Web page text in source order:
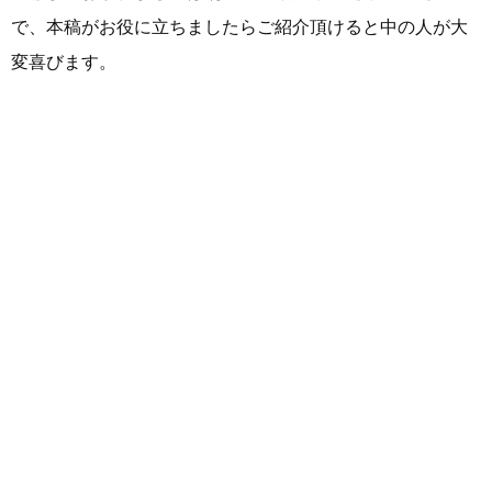
で、本稿がお役に立ちましたらご紹介頂けると中の人が大
変喜びます。